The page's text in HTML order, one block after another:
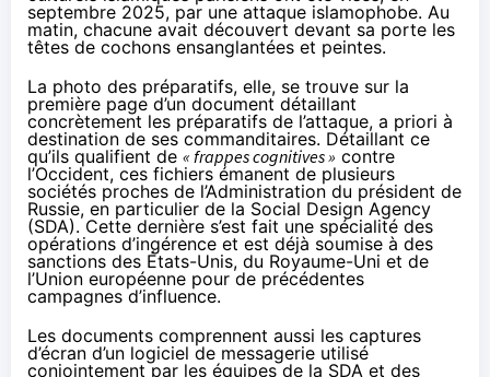
septembre 2025, par une attaque islamophobe. Au
matin, chacune avait découvert devant sa porte les
têtes de cochons ensanglantées et peintes.
La photo des préparatifs, elle, se trouve sur la
première page d’un document détaillant
concrètement les préparatifs de l’attaque, a priori à
destination de ses commanditaires. Détaillant ce
qu’ils qualifient de « frappes cognitives » contre
l’Occident, ces fichiers émanent de plusieurs
sociétés proches de l’Administration du président de
Russie, en particulier de la Social Design Agency
(SDA). Cette dernière s’est fait une spécialité des
opérations d’ingérence et est déjà soumise à des
sanctions des États-Unis, du Royaume-Uni et de
l’Union européenne pour de précédentes
campagnes d’influence.
Les documents comprennent aussi les captures
d’écran d’un logiciel de messagerie utilisé
conjointement par les équipes de la SDA et des